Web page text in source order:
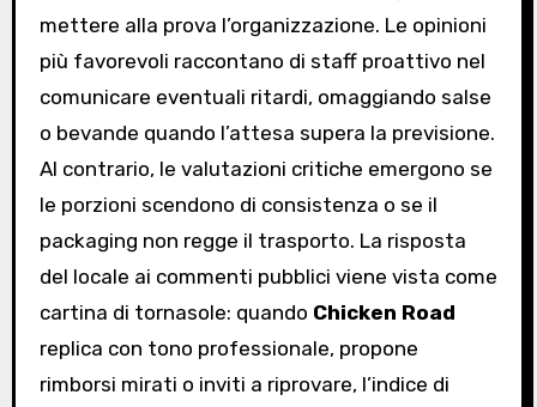
mettere alla prova l’organizzazione. Le opinioni
più favorevoli raccontano di staff proattivo nel
comunicare eventuali ritardi, omaggiando salse
o bevande quando l’attesa supera la previsione.
Al contrario, le valutazioni critiche emergono se
le porzioni scendono di consistenza o se il
packaging non regge il trasporto. La risposta
del locale ai commenti pubblici viene vista come
cartina di tornasole: quando Chicken Road
replica con tono professionale, propone
rimborsi mirati o inviti a riprovare, l’indice di